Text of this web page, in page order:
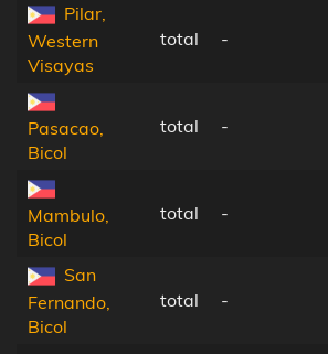
Pilar,
Western
Visayas
total -
Pasacao,
Bicol
total -
Mambulo,
Bicol
total -
San
Fernando,
Bicol
total -